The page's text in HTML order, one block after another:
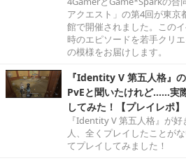
アクエスト」の第4回が東
館で開催されました。この
時のエピソードを若手クリ
の模様をお届けします。
『Identity V 第五人格』
PvEと聞いたけれど……実
してみた！【プレイレポ】
『Identity V 第五人格』が
人、全くプレイしたことが
てプレイしてみました！